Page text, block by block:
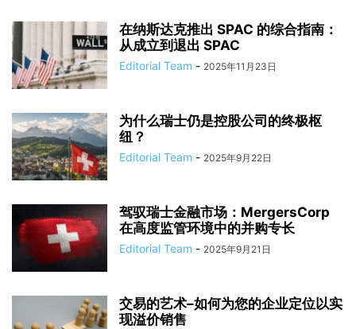
在纳斯达克推出 SPAC 的综合指南：
从成立到退出 SPAC
Editorial Team - 2025年11月23日
为什么瑞士仍是控股公司的终极枢
纽？
Editorial Team - 2025年9月22日
驾驭瑞士金融市场：MergersCorp
在高度监管环境中的并购专长
Editorial Team - 2025年9月21日
交易的艺术–如何为您的企业定位以实
现溢价销售